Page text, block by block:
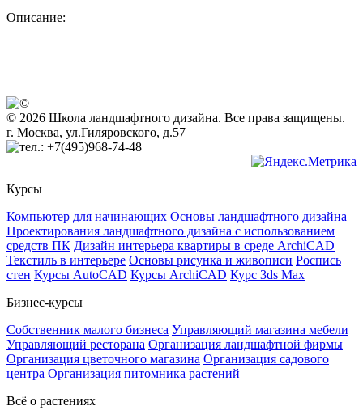
Описание:
© 2026 Школа ландшафтного дизайна. Все права защищены.
г. Москва, ул.Гиляровского, д.57
+7(495)968-74-48
Курсы
Компьютер для начинающих Основы ландшафтного дизайна
Проектирования ландшафтного дизайна с использованием
средств ПК Дизайн интерьера квартиры в среде ArchiCAD
Текстиль в интерьере Основы рисунка и живописи Роспись
стен Курсы AutoCAD Курсы ArchiCAD Курс 3ds Max
Бизнес-курсы
Собственник малого бизнеса Управляющий магазина мебели
Управляющий ресторана Организация ландшафтной фирмы
Организация цветочного магазина Организация садового
центра Организация питомника растений
Всё о растениях